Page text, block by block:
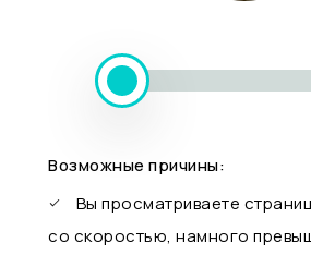
Возможные причины:
Вы просматриваете
со скоростью, намного